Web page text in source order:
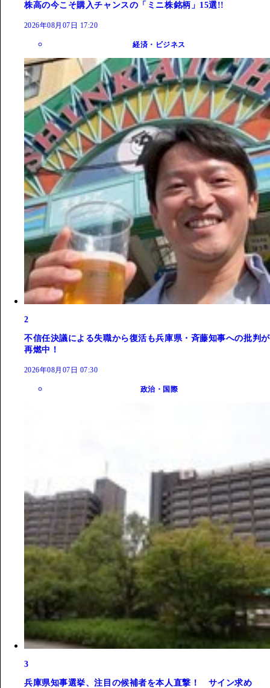
株高の今こそ購入チャンスの「ミニ株銘柄」15選!!
2026年08月07日 17:20
経済・ビジネス
2
不信任決議による失職から復活も兵庫県・斉藤知事への批判が
再燃中！
2026年08月07日 07:30
政治・国際
3
兵庫県知事選挙、注目の候補者を本人直撃！ サイン求め